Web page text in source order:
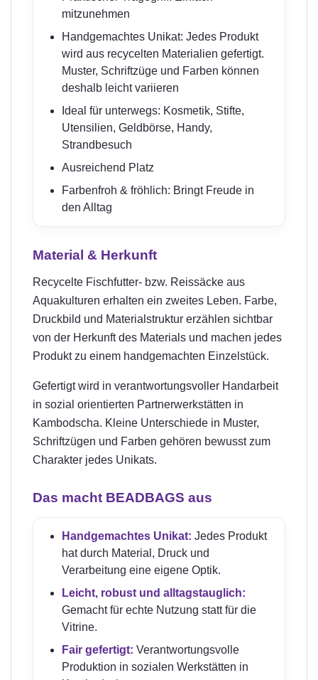
mitzunehmen
Handgemachtes Unikat: Jedes Produkt
wird aus recycelten Materialien gefertigt.
Muster, Schriftzüge und Farben können
deshalb leicht variieren
Ideal für unterwegs: Kosmetik, Stifte,
Utensilien, Geldbörse, Handy,
Strandbesuch
Ausreichend Platz
Farbenfroh & fröhlich: Bringt Freude in
den Alltag
Material & Herkunft
Recycelte Fischfutter- bzw. Reissäcke aus
Aquakulturen erhalten ein zweites Leben. Farbe,
Druckbild und Materialstruktur erzählen sichtbar
von der Herkunft des Materials und machen jedes
Produkt zu einem handgemachten Einzelstück.
Gefertigt wird in verantwortungsvoller Handarbeit
in sozial orientierten Partnerwerkstätten in
Kambodscha. Kleine Unterschiede in Muster,
Schriftzügen und Farben gehören bewusst zum
Charakter jedes Unikats.
Das macht BEADBAGS aus
Handgemachtes Unikat: Jedes Produkt
hat durch Material, Druck und
Verarbeitung eine eigene Optik.
Leicht, robust und alltagstauglich:
Gemacht für echte Nutzung statt für die
Vitrine.
Fair gefertigt: Verantwortungsvolle
Produktion in sozialen Werkstätten in